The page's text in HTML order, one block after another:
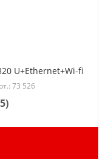
U+Ethernet+Wi-fi
73 526
)